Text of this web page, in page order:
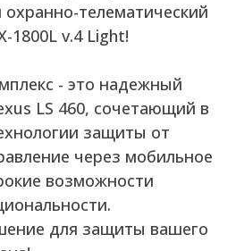
телематический
1800L v.4 Light!
- это надежный
LS 460, сочетающий в
защиты от
через мобильное
возможности
для защиты вашего